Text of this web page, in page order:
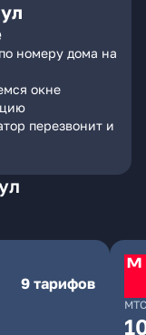
номеру дома на
окне
перезвонит и
9 тарифов
МТС